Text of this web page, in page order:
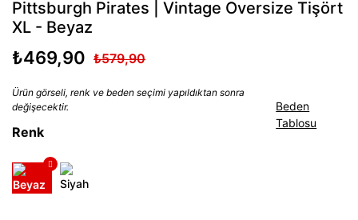
Pittsburgh Pirates | Vintage Oversize Tişört
XL - Beyaz
₺469,90 ₺579,90
Ürün görseli, renk ve beden seçimi yapıldıktan sonra
değişecektir.
Renk
Beden
Tablosu